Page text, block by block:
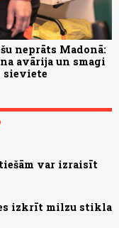
neprāts Madonā:
avārija un smagi
sieviete
var izraisīt
izkrīt milzu stikla